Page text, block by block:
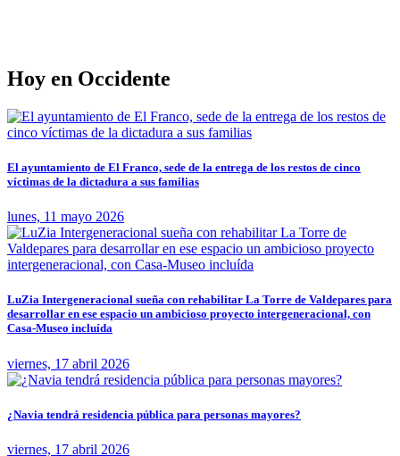
Hoy en Occidente
El ayuntamiento de El Franco, sede de la entrega de los restos de cinco
víctimas de la dictadura a sus familias
lunes, 11 mayo 2026
LuZia Intergeneracional sueña con rehabilitar La Torre de Valdepares para
desarrollar en ese espacio un ambicioso proyecto intergeneracional, con
Casa-Museo incluída
viernes, 17 abril 2026
¿Navia tendrá residencia pública para personas mayores?
viernes, 17 abril 2026